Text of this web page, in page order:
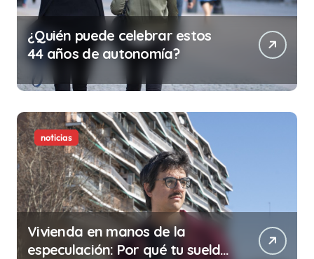
¿Quién puede celebrar estos
44 años de autonomía?
noticias
Vivienda en manos de la
especulación: Por qué tu sueldo